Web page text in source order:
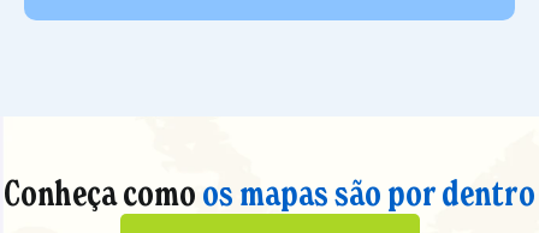
Conheça como os mapas são por dentro